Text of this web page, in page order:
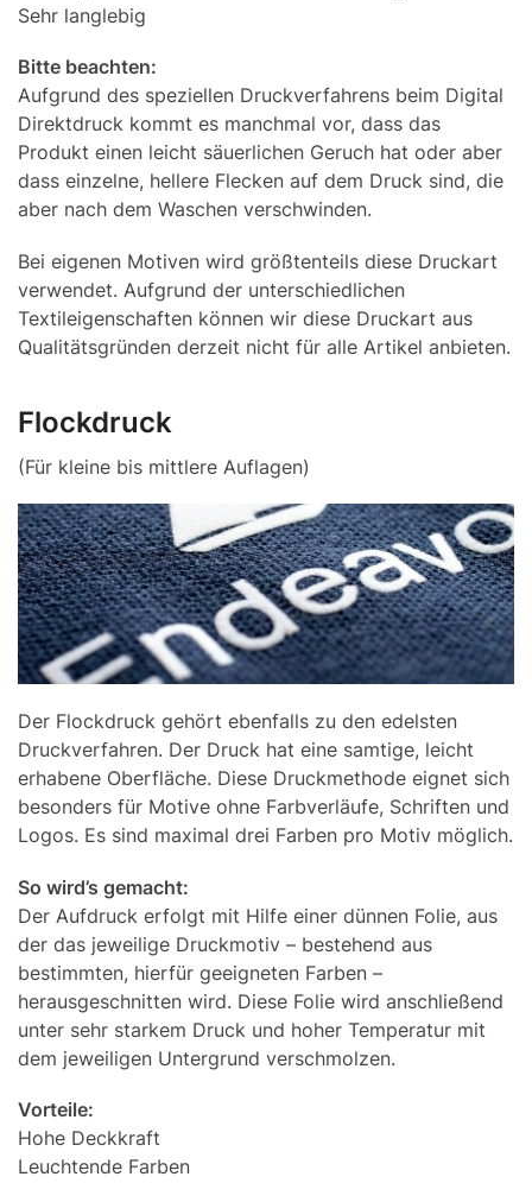
Sehr langlebig
Bitte beachten:
Aufgrund des speziellen Druckverfahrens beim Digital
Direktdruck kommt es manchmal vor, dass das
Produkt einen leicht säuerlichen Geruch hat oder aber
dass einzelne, hellere Flecken auf dem Druck sind, die
aber nach dem Waschen verschwinden.
Bei eigenen Motiven wird größtenteils diese Druckart
verwendet. Aufgrund der unterschiedlichen
Textileigenschaften können wir diese Druckart aus
Qualitätsgründen derzeit nicht für alle Artikel anbieten.
Flockdruck
(Für kleine bis mittlere Auflagen)
Der Flockdruck gehört ebenfalls zu den edelsten
Druckverfahren. Der Druck hat eine samtige, leicht
erhabene Oberfläche. Diese Druckmethode eignet sich
besonders für Motive ohne Farbverläufe, Schriften und
Logos. Es sind maximal drei Farben pro Motiv möglich.
So wird’s gemacht:
Der Aufdruck erfolgt mit Hilfe einer dünnen Folie, aus
der das jeweilige Druckmotiv – bestehend aus
bestimmten, hierfür geeigneten Farben –
herausgeschnitten wird. Diese Folie wird anschließend
unter sehr starkem Druck und hoher Temperatur mit
dem jeweiligen Untergrund verschmolzen.
Vorteile:
Hohe Deckkraft
Leuchtende Farben